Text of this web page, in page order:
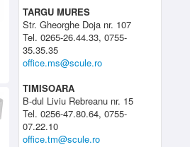
TARGU MURES
Str. Gheorghe Doja nr. 107
Tel. 0265-26.44.33, 0755-
35.35.35
office.ms@scule.ro
TIMISOARA
B-dul Liviu Rebreanu nr. 15
Tel. 0256-47.80.64, 0755-
07.22.10
office.tm@scule.ro